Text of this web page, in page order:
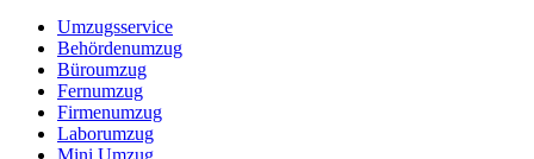
Umzugsservice
Behördenumzug
Büroumzug
Fernumzug
Firmenumzug
Laborumzug
Mini Umzug